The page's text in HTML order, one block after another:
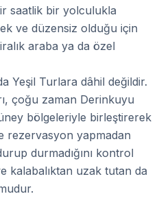
saatlik bir yolculukla
ve düzensiz olduğu için
araba ya da özel
Yeşil Turlara dâhil değildir.
çoğu zaman Derinkuyu
bölgeleriyle birleştirerek
rezervasyon yapmadan
durmadığını kontrol
kalabalıktan uzak tutan da